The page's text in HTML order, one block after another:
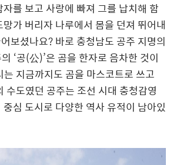
를 보고 사랑에 빠져 그를 납치해 함
가 버리자 나루에서 몸을 던져 뛰어내
보셨나요? 바로 충청남도 공주 지명의
‘공(公)’은 곰을 한자로 음차한 것이
지금까지도 곰을 마스코트로 쓰고
수도였던 공주는 조선 시대 충청감영
심 도시로 다양한 역사 유적이 남아있